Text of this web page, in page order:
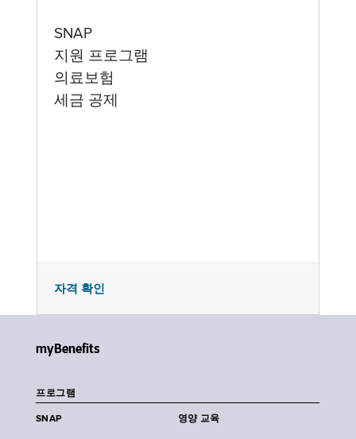
SNAP
지원 프로그램
의료보험
세금 공제
자격 확인
myBenefits
프로그램
SNAP 영양 교육